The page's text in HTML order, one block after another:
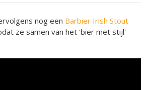
nog een Barbier Irish Stout
ze samen van het 'bier met stijl'